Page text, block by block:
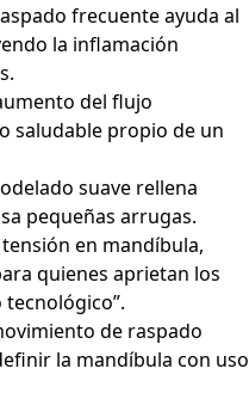
frecuente ayuda al
la inflamación
del flujo
saludable propio de un
suave rellena
pequeñas arrugas.
en mandíbula,
quienes aprietan los
de raspado
la mandíbula con uso